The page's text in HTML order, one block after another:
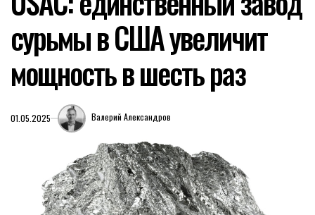
сурьмы в США увеличит
мощность в шесть раз
01.05.2025 Валерий Александров